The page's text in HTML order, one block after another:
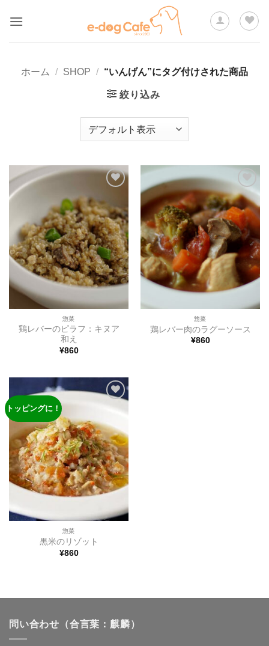
ホーム / SHOP / “いんげん”にタグ付けされた商品
絞り込み
リス
トに
追加
惣菜
鶏レバーのピラフ：キヌア
和え
¥860
ほし
い物
リス
トに
追加
惣菜
鶏レバー肉のラグーソース
¥860
トッピングに！
リス
トに
追加
惣菜
黒米のリゾット
¥860
問い合わせ（合言葉：麒麟）